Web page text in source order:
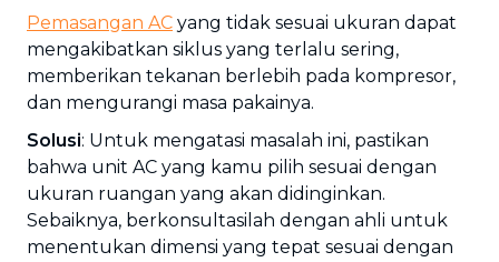
Pemasangan AC yang tidak sesuai ukuran dapat
mengakibatkan siklus yang terlalu sering,
memberikan tekanan berlebih pada kompresor,
dan mengurangi masa pakainya.
Solusi: Untuk mengatasi masalah ini, pastikan
bahwa unit AC yang kamu pilih sesuai dengan
ukuran ruangan yang akan didinginkan.
Sebaiknya, berkonsultasilah dengan ahli untuk
menentukan dimensi yang tepat sesuai dengan